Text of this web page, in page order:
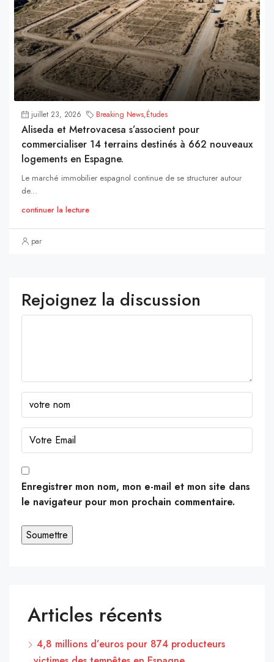
juillet 23, 2026 Breaking News,Études
Aliseda et Metrovacesa s’associent pour
commercialiser 14 terrains destinés à 662 nouveaux
logements en Espagne.
Le marché immobilier espagnol continue de se structurer autour
de...
continuer la lecture
par
Rejoignez la discussion
Enregistrer mon nom, mon e-mail et mon site dans
le navigateur pour mon prochain commentaire.
Articles récents
4,8 millions d’euros pour 874 producteurs